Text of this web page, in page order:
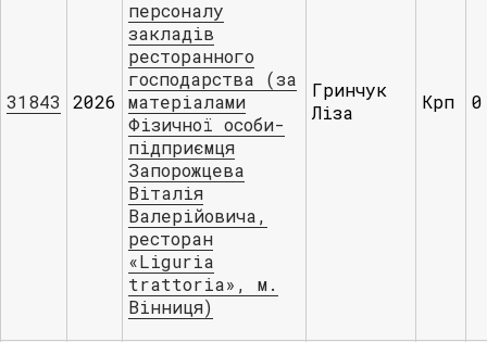
31843 2026
персонaлу
зaклaдів
ресторaнного
господaрствa (зa
мaтеріaлaми
Фізичної особи-
підприємця
Зaпорожцевa
Вітaлія
Вaлерійовичa,
ресторaн
«Liguria
trattoria», м.
Вінниця)
Гринчук
Ліза
Крп 0